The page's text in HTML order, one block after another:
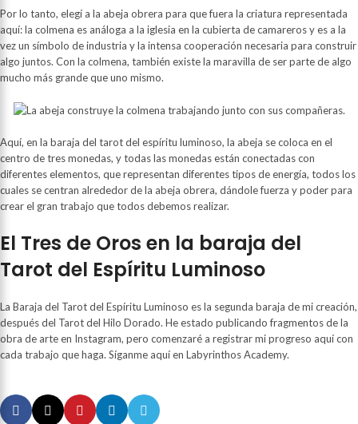
Por lo tanto, elegí a la abeja obrera para que fuera la criatura representada
aquí: la colmena es análoga a la iglesia en la cubierta de camareros y es a la
vez un símbolo de industria y la intensa cooperación necesaria para construir
algo juntos. Con la colmena, también existe la maravilla de ser parte de algo
mucho más grande que uno mismo.
Aquí, en la baraja del tarot del espíritu luminoso, la abeja se coloca en el
centro de tres monedas, y todas las monedas están conectadas con
diferentes elementos, que representan diferentes tipos de energía, todos los
cuales se centran alrededor de la abeja obrera, dándole fuerza y ​​poder para
crear el gran trabajo que todos debemos realizar.
El Tres de Oros en la baraja del
Tarot del Espíritu Luminoso
La Baraja del Tarot del Espíritu Luminoso es la segunda baraja de mi creación,
después del Tarot del Hilo Dorado. He estado publicando fragmentos de la
obra de arte en Instagram, pero comenzaré a registrar mi progreso aquí con
cada trabajo que haga. Síganme aquí en Labyrinthos Academy.